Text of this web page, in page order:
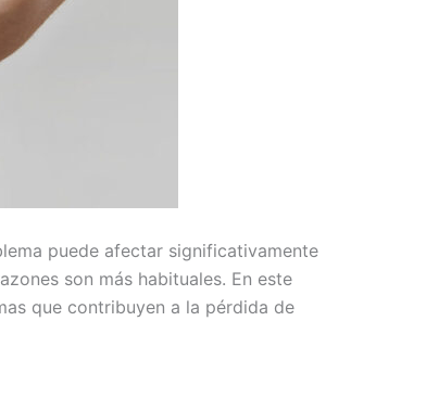
puede afectar significativamente
son más habituales. En este
que contribuyen a la pérdida de